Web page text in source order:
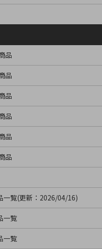
品
品
品
品
品
品
一覧(更新：2026/04/16)
一覧
一覧